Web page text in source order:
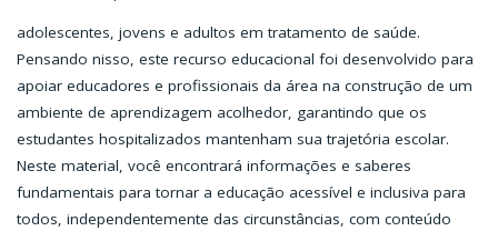
adolescentes, jovens e adultos em tratamento de saúde.
Pensando nisso, este recurso educacional foi desenvolvido para
apoiar educadores e profissionais da área na construção de um
ambiente de aprendizagem acolhedor, garantindo que os
estudantes hospitalizados mantenham sua trajetória escolar.
Neste material, você encontrará informações e saberes
fundamentais para tornar a educação acessível e inclusiva para
todos, independentemente das circunstâncias, com conteúdo